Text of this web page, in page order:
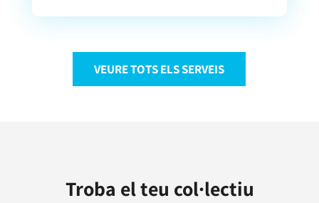
VEURE TOTS ELS SERVEIS
Troba el teu col·lectiu